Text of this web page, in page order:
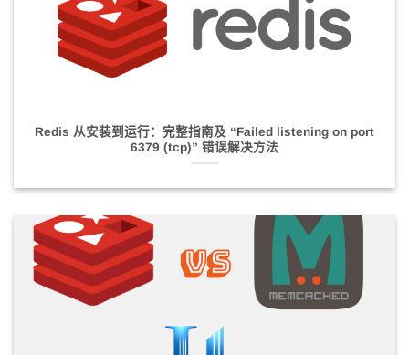
Redis 从安装到运行：完整指南及 “Failed listening on port
6379 (tcp)” 错误解决方法